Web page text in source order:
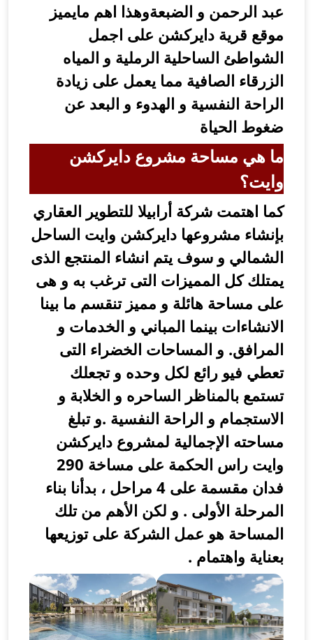
الرحمن و الضبعةوهذا اهم مايميز
قرية دايركشن على اجمل
الساحلية الرملية و المياه
الصافية مما يعمل على زيادة
النفسية و الهدوء و البعد عن
الحياة
هي مساحة مشروع دايركشن
اهتمت شركة أرابيلا للتطوير العقاري
مشروعها دايركشن وايت الساحل
و سوف يتم انشاء المنتجع الذى
كل المميزات التى ترغب به و هى
مساحة هائلة و مميز تنقسم ما بينا
بينما المباني و الخدمات و
و المساحات الخضراء التى
فيو رائع لكل وحده و تجعلك
بالمناظر الساحره و الخلابة و
و الراحة النفسية .و تبلغ
الإجمالية لمشروع دايركشن
وايت راس الحكمة على مساخة 290
فدان مقسمة على 4 مراحل ، بدأنا بناء
الأولى . و لكن الأهم من تلك
هو عمل الشركة على توزيعها
واهتمام .